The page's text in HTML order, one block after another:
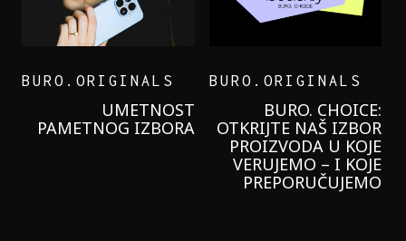
GARNIER KREMU I
NIKADA NIŠTA
LAGANIJE NISAM
KORISTILA